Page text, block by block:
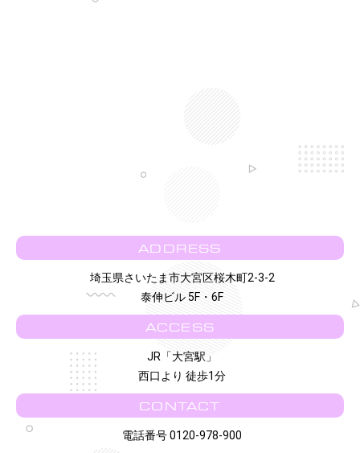
ADDRESS
埼玉県さいたま市大宮区桜木町2-3-2
泰伸ビル 5F・6F
ACCESS
JR「大宮駅」
西口より 徒歩1分
CONTACT
電話番号 0120-978-900